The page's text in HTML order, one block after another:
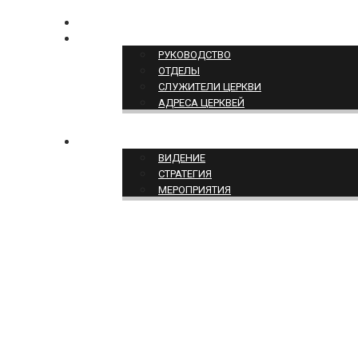
РУКОВОДСТВО
ОТДЕЛЫ
СЛУЖИТЕЛИ ЦЕРКВИ
АДРЕСА ЦЕРКВЕЙ
ВИДЕНИЕ
СТРАТЕГИЯ
МЕРОПРИЯТИЯ